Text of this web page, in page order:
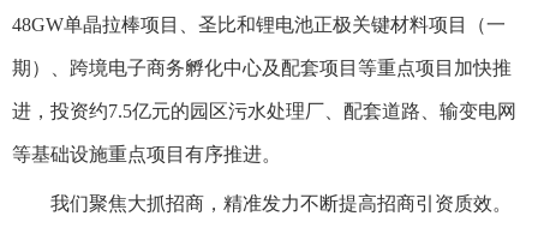
48GW单晶拉棒项目、圣比和锂电池正极关键材料项目（一
期）、跨境电子商务孵化中心及配套项目等重点项目加快推
进，投资约7.5亿元的园区污水处理厂、配套道路、输变电网
等基础设施重点项目有序推进。
我们聚焦大抓招商，精准发力不断提高招商引资质效。